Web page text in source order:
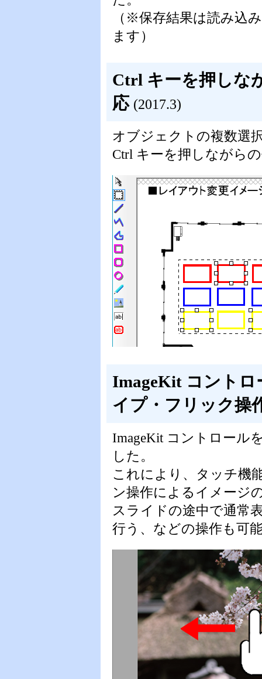
（※保存結果は読み込
ます）
Ctrl キーを押しな
応 (2017.3)
オブジェクトの複数選
Ctrl キーを押しながら
ImageKit コント
イプ・フリック操
ImageKit コントロール
した。
これにより、タッチ機
ン操作によるイメージ
スライドの途中で通常
行う、などの操作も可